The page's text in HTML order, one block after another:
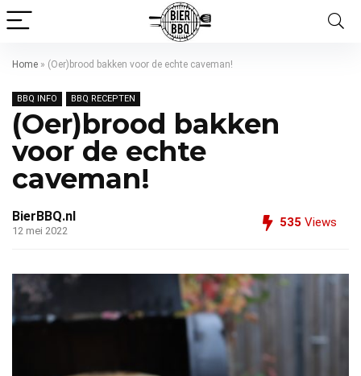
Home » (Oer)brood bakken voor de echte caveman!
BBQ INFO BBQ RECEPTEN
(Oer)brood bakken
voor de echte
caveman!
BierBBQ.nl
12 mei 2022
535 Views